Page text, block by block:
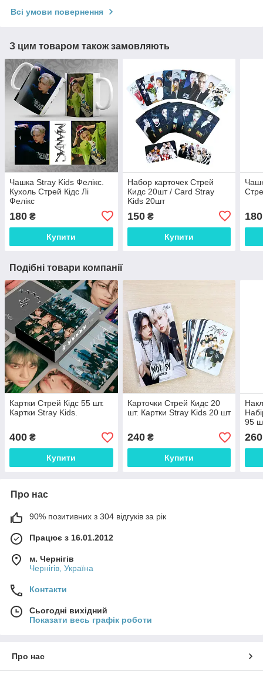
Всі умови повернення
З цим товаром також замовляють
Чашка Stray Kids Фелікс.
Кухоль Стрей Кідс Лі
Фелікс
180 ₴
Купити
Набор карточек Стрей
Кидс 20шт / Card Stray
Kids 20шт
150₴
Купити
180
Подібні товари компанії
Картки Стрей Кідс 55 шт.
Картки Stray Kids.
400 ₴
Купити
Карточки Стрей Кидс 20
шт. Картки Stray Kids 20 шт
240₴
Купити
95
260
Про нас
90% позитивних з 304 відгуків за рік
Працює з 16.01.2012
м. Чернігів
Чернігів, Україна
Контакти
Сьогодні вихідний
Показати весь графік роботи
Про нас